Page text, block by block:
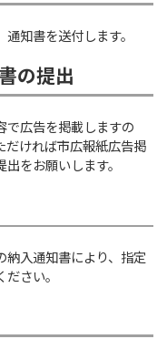
知書を送付します。
の提出
で広告を掲載しますの
だければ市広報紙広告掲
出をお願いします。
納入通知書により、指定
さい。